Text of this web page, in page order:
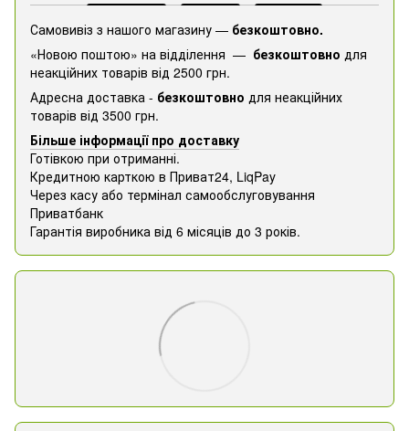
Самовивіз з нашого магазину — безкоштовно.
«Новою поштою» на відділення — безкоштовно для
неакційних товарів від 2500 грн.
Адресна доставка - безкоштовно для неакційних
товарів від 3500 грн.
Більше інформації про доставку
Готівкою при отриманні.
Кредитною карткою в Приват24, ​​LiqPay
Через касу або термінал самообслуговування
Приватбанк
Гарантія виробника від 6 місяців до 3 років.